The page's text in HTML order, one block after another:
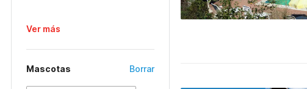
Ver más
Mascotas Borrar